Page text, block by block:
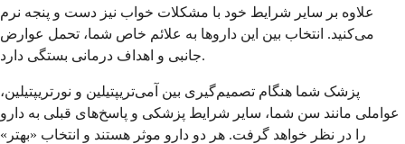
علاوه بر سایر شرایط خود با مشکلات خواب نیز دست و پنجه نرم
می‌کنید. انتخاب بین این داروها به علائم خاص شما، تحمل عوارض
جانبی و اهداف درمانی بستگی دارد.
پزشک شما هنگام تصمیم‌گیری بین آمی‌تریپتیلین و نورتریپتیلین،
عواملی مانند سن شما، سایر شرایط پزشکی و پاسخ‌های قبلی به دارو
را در نظر خواهد گرفت. هر دو دارو موثر هستند و انتخاب «بهتر»